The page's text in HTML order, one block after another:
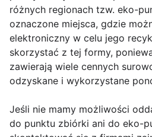
różnych regionach tzw. eko-
oznaczone miejsca, gdzie
elektroniczny w celu jego
skorzystać z tej formy,
zawierają wiele cennych
odzyskane i wykorzystane
Jeśli nie mamy możliwości
do punktu zbiórki ani do eko-